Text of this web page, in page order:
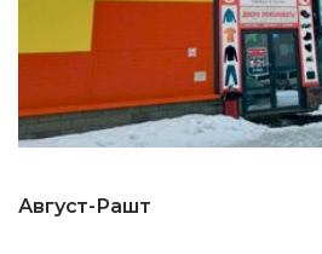
Август-Рашт